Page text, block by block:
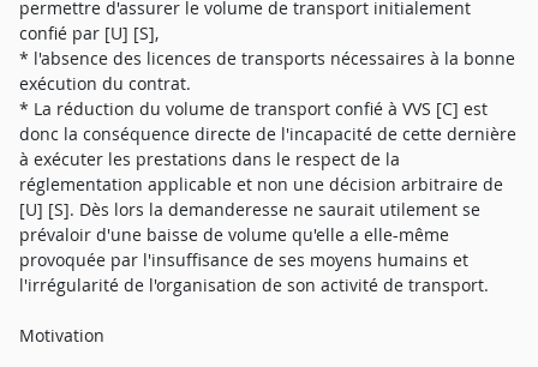
permettre d'assurer le volume de transport initialement
confié par [U] [S],
* l'absence des licences de transports nécessaires à la bonne
exécution du contrat.
* La réduction du volume de transport confié à VVS [C] est
donc la conséquence directe de l'incapacité de cette dernière
à exécuter les prestations dans le respect de la
réglementation applicable et non une décision arbitraire de
[U] [S]. Dès lors la demanderesse ne saurait utilement se
prévaloir d'une baisse de volume qu'elle a elle-même
provoquée par l'insuffisance de ses moyens humains et
l'irrégularité de l'organisation de son activité de transport.
Motivation